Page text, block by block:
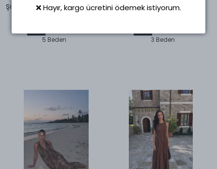
Şifon Sıfır Kollu Beli Lastikli Elbise Kırmızı
5 Beden
Desenli Bluz Fuşya
3 Beden
❌ Hayır, kargo ücretini ödemek istiyorum.